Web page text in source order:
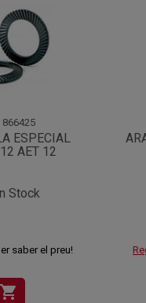
866425
ESPECIAL
AET 12
Stock
saber el preu!
shopping_cart